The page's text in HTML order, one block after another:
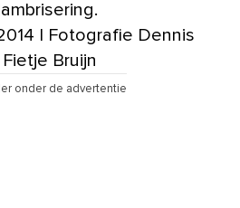
| Fotografie Dennis
Bruijn
onder de advertentie